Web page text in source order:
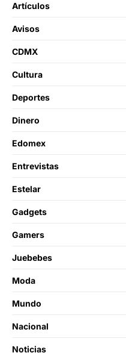
Artículos
Avisos
CDMX
Cultura
Deportes
Dinero
Edomex
Entrevistas
Estelar
Gadgets
Gamers
Juebebes
Moda
Mundo
Nacional
Noticias